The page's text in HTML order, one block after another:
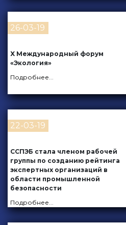
26-03-19
X Международный форум
«Экология»
Подробнее...
22-03-19
ССПЭБ стала членом рабочей
группы по созданию рейтинга
экспертных организаций в
области промышленной
безопасности
Подробнее...